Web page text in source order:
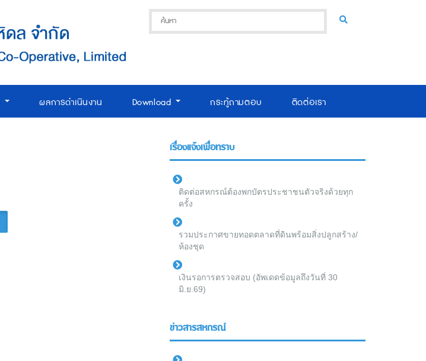
ผลการดำเนินงาน Download กระทู้ถามตอบ ติดต่อเรา
เรื่องแจ้งเพื่อทราบ
ติดต่อสหกรณ์ต้องพกบัตรประชาชนตัวจริงด้วยทุก
ครั้ง
รวมประกาศขายทอดตลาดที่ดินพร้อมสิ่งปลูกสร้าง/
ห้องชุด
เงินรอการตรวจสอบ (อัพเดดข้อมูลถึงวันที่ 30
มิ.ย.69)
ข่าวสารสหกรณ์